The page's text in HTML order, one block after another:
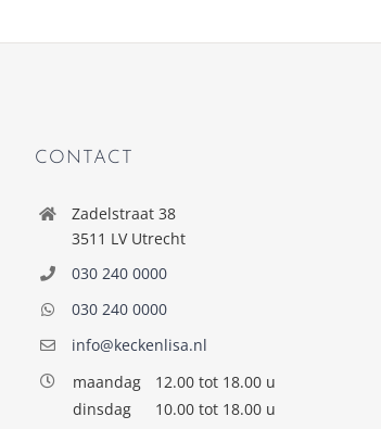
CONTACT
Zadelstraat 38
3511 LV Utrecht
030 240 0000
030 240 0000
info@keckenlisa.nl
maandag
12.00 tot 18.00 u
dinsdag
10.00 tot 18.00 u